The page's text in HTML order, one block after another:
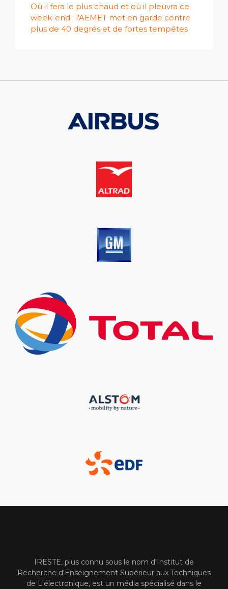
Où il fera le plus chaud et où il pleuvra ce
week-end : l'AEMET met en garde contre
plus de 40 degrés et de fortes tempêtes
IRESTE, plus connu sous le nom d'Institut de
Recherche d'Enseignement Supérieur aux Techniques
de L'électronique, est un média spécialisé dans le